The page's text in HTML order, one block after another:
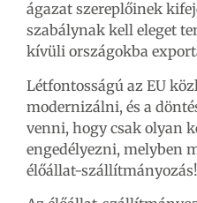
ágazat szereplőinek
szabálynak kell eleget
kívüli országokba
Létfontosságú az EU
modernizálni, és a
venni, hogy csak olyan
engedélyezni, melyben
élőállat-szállítmányozás!